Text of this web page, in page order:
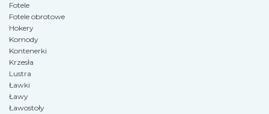
Fotele
Fotele obrotowe
Hokery
Komody
Kontenerki
Krzesła
Lustra
Ławki
Ławy
Ławostoły